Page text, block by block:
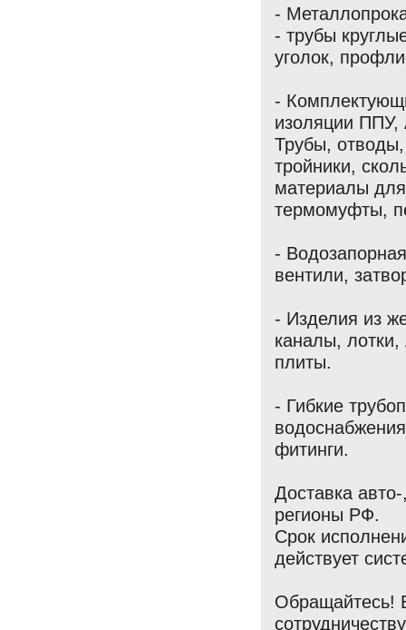
-
- трубы
уголок,
-
изоляции
Трубы,
тройники,
материалы
термомуфты,
-
вентили,
- Изделия из
каналы,
плиты.
- Гибкие
фитинги.
Доставка
регионы РФ.
Срок
действует
Обращайтесь!